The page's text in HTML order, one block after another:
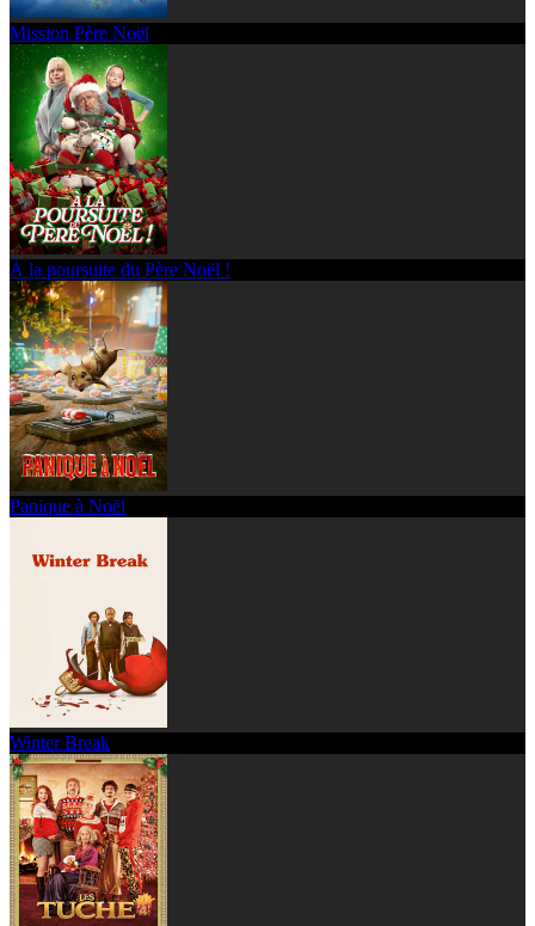
Mission Père Noël
À la poursuite du Père Noël !
Panique à Noël
Winter Break